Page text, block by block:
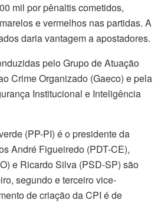
mil por pênaltis cometidos,
e vermelhos nas partidas. A
daria vantagem a apostadores.
pelo Grupo de Atuação
Crime Organizado (Gaeco) e pela
Institucional e Inteligência
(PP-PI) é o presidente da
André Figueiredo (PDT-CE),
e Ricardo Silva (PSD-SP) são
segundo e terceiro vice-
de criação da CPI é de